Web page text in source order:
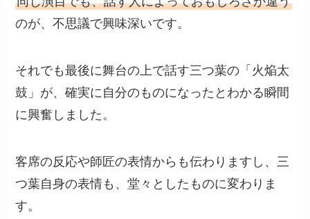
のが、不思議で興味深いです。
それでも最後に舞台の上で話す三つ葉の「火焔太
鼓」が、確実に自分のものになったとわかる瞬間
に興奮しました。
客席の反応や師匠の表情からも伝わりますし、三
つ葉自身の表情も、堂々としたものに変わりま
す。